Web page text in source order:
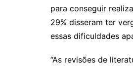
para conseguir
29% disseram ter
essas dificuldades
“As revisões de